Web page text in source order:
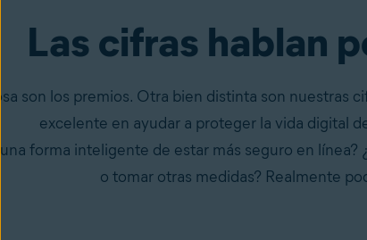
Las cifras hablan
son los premios. Otra bien distinta son nuestras
excelente en ayudar a proteger la vida digital
forma inteligente de estar más seguro en línea?
o tomar otras medidas? Realmente